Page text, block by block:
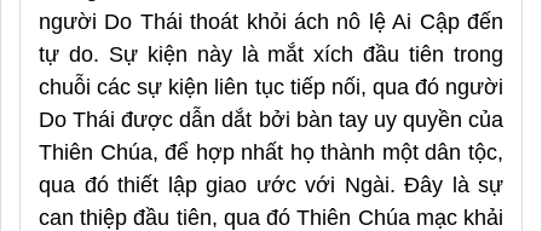
người Do Thái thoát khỏi ách nô lệ Ai Cập đến
tự do. Sự kiện này là mắt xích đầu tiên trong
chuỗi các sự kiện liên tục tiếp nối, qua đó người
Do Thái được dẫn dắt bởi bàn tay uy quyền của
Thiên Chúa, để hợp nhất họ thành một dân tộc,
qua đó thiết lập giao ước với Ngài. Đây là sự
can thiệp đầu tiên, qua đó Thiên Chúa mạc khải